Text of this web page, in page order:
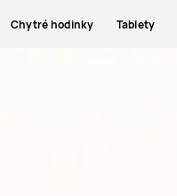
Chytré hodinky Tablety